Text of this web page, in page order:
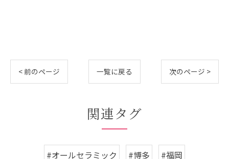
< 前のページ 一覧に戻る 次のページ >
関連タグ
#オールセラミック #博多
#福岡